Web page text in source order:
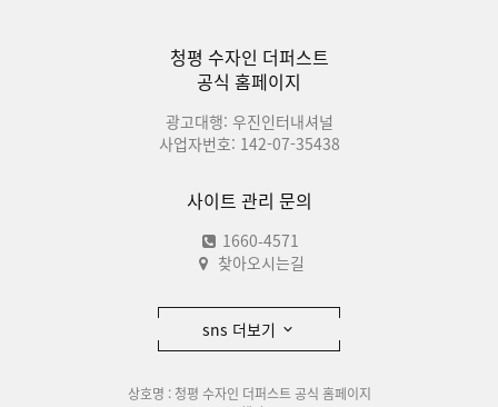
청평 수자인 더퍼스트
공식 홈페이지
광고대행: 우진인터내셔널
사업자번호: 142-07-35438
사이트 관리 문의
1660-4571
찾아오시는길
sns 더보기
상호명 : 청평 수자인 더퍼스트 공식 홈페이지